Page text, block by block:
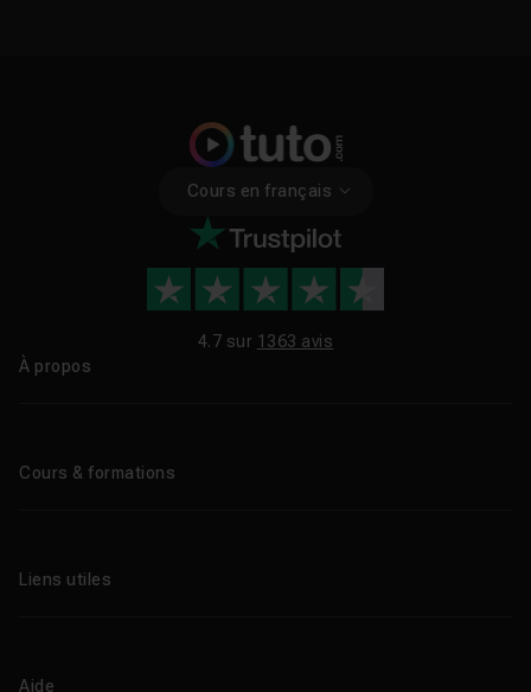
Cours en français
4.7 sur 1363 avis
À propos
Cours & formations
Formations certifiantes
Liens utiles
Aide